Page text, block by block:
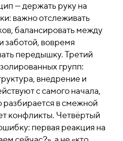
— держать руку на
важно отслеживать
балансировать между
заботой, вовремя
передышку. Третий
групп:
внедрение и
с самого начала,
разбирается в смежной
конфликты. Четвёртый
первая реакция на